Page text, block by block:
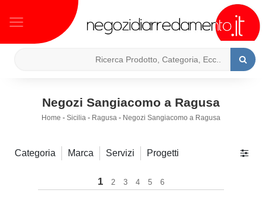
Negozi Sangiacomo a Ragusa
Home - Sicilia - Ragusa - Negozi Sangiacomo a Ragusa
Categoria Marca Servizi Progetti
1 2 3 4 5 6